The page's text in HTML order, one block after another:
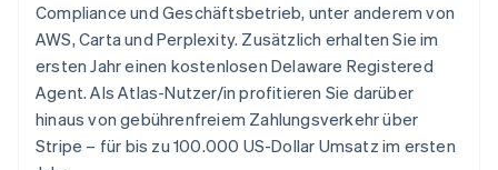
Compliance und Geschäftsbetrieb, unter anderem von
AWS, Carta und Perplexity. Zusätzlich erhalten Sie im
ersten Jahr einen kostenlosen Delaware Registered
Agent. Als Atlas-Nutzer/in profitieren Sie darüber
hinaus von gebührenfreiem Zahlungsverkehr über
Stripe – für bis zu 100.000 US-Dollar Umsatz im ersten